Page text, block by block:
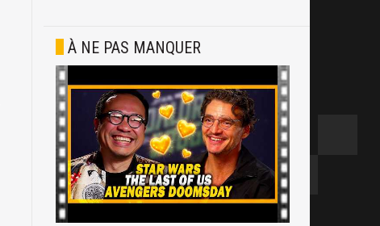
À NE PAS MANQUER